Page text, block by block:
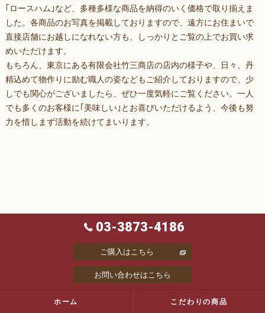
｢ロースハム｣など、多種多様な商品を納得のいく価格で取り揃えま
した。各商品のお写真を掲載しておりますので、遠方にお住まいで
直接店舗にお越しになれない方も、しっかりとご覧の上でお買い求
めいただけます。
もちろん、東京にある有限会社竹三商店の店内の様子や、日々、丹
精込めて物作りに励む職人の姿などもご紹介しておりますので、少
しでも関心がございましたら、ぜひ一度気軽にご覧ください。一人
でも多くのお客様に｢美味しい｣とお喜びいただけるよう、今後も努
力を惜しまず活動を続けてまいります。
03-3873-4186
お問い合わせはこちら
ご購入はこちら
ホーム こだわりの商品